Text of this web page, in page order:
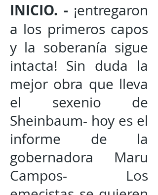
INICIO. - ¡entregaron
a los primeros capos
y la soberanía sigue
intacta! Sin duda la
mejor obra que lleva
el sexenio de
Sheinbaum- hoy es el
informe de la
gobernadora Maru
Campos- Los